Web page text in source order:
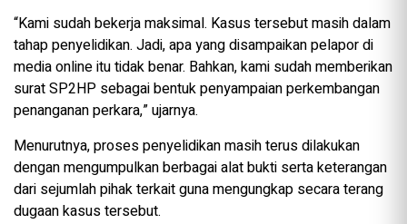
“Kami sudah bekerja maksimal. Kasus tersebut masih dalam
tahap penyelidikan. Jadi, apa yang disampaikan pelapor di
media online itu tidak benar. Bahkan, kami sudah memberikan
surat SP2HP sebagai bentuk penyampaian perkembangan
penanganan perkara,” ujarnya.
Menurutnya, proses penyelidikan masih terus dilakukan
dengan mengumpulkan berbagai alat bukti serta keterangan
dari sejumlah pihak terkait guna mengungkap secara terang
dugaan kasus tersebut.